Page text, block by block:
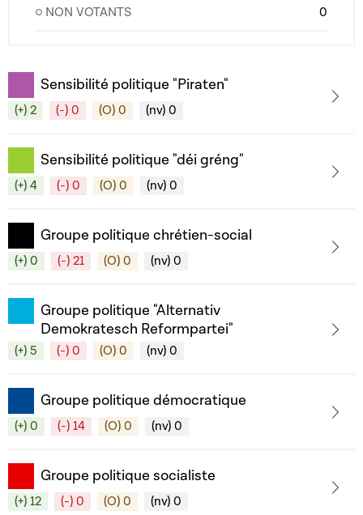
NON VOTANTS 0
Sensibilité politique "Piraten"
(+) 2 (-) 0 (O) 0 (nv) 0
Sensibilité politique "déi gréng"
(+) 4 (-) 0 (O) 0 (nv) 0
Groupe politique chrétien-social
(+) 0 (-) 21 (O) 0 (nv) 0
Groupe politique "Alternativ
Demokratesch Reformpartei"
(+) 5 (-) 0 (O) 0 (nv) 0
Groupe politique démocratique
(+) 0 (-) 14 (O) 0 (nv) 0
Groupe politique socialiste
(+) 12 (-) 0 (O) 0 (nv) 0